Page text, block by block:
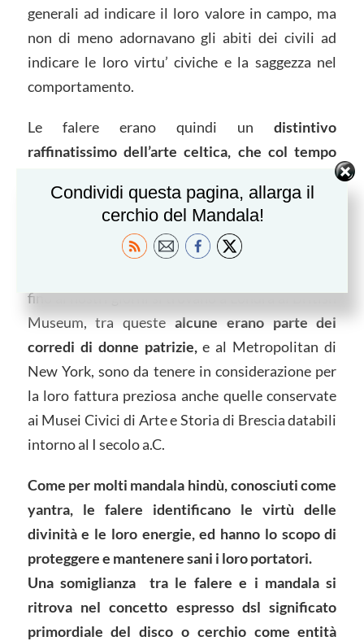
generali ad indicare il loro valore in campo, ma
non di meno adornavano gli abiti dei civili ad
indicare le loro virtu’ civiche e la saggezza nel
comportamento.
Le falere erano quindi undistintivo
raffinatissimo dell’arte celtica, che col tempo
.
Secondo certa tradizione fu proprio un re
etrusco, Tarquinio Prisco a importarne l’usanza a
fino ai nostri giorni si trovano a Londra al British
Museum, tra questealcune erano parte dei
corredi di donne patrizie,e al Metropolitan di
New York, sono da tenere in considerazione per
la loro fattura preziosa anche quelle conservate
ai Musei Civici di Arte e Storia di Brescia databili
intorno al I secolo a.C.
Come per molti mandala hindù, conosciuti come
yantra, le falere identificano le virtù delle
divinità e le loro energie, ed hanno lo scopo di
proteggere e mantenere sani i loro portatori.
Una somiglianza tra le falere e i mandala si
ritrova nel concetto espresso dsl significato
primordiale del disco o cerchio come entità
Condividi questa pagina, allarga il
cerchio del Mandala!